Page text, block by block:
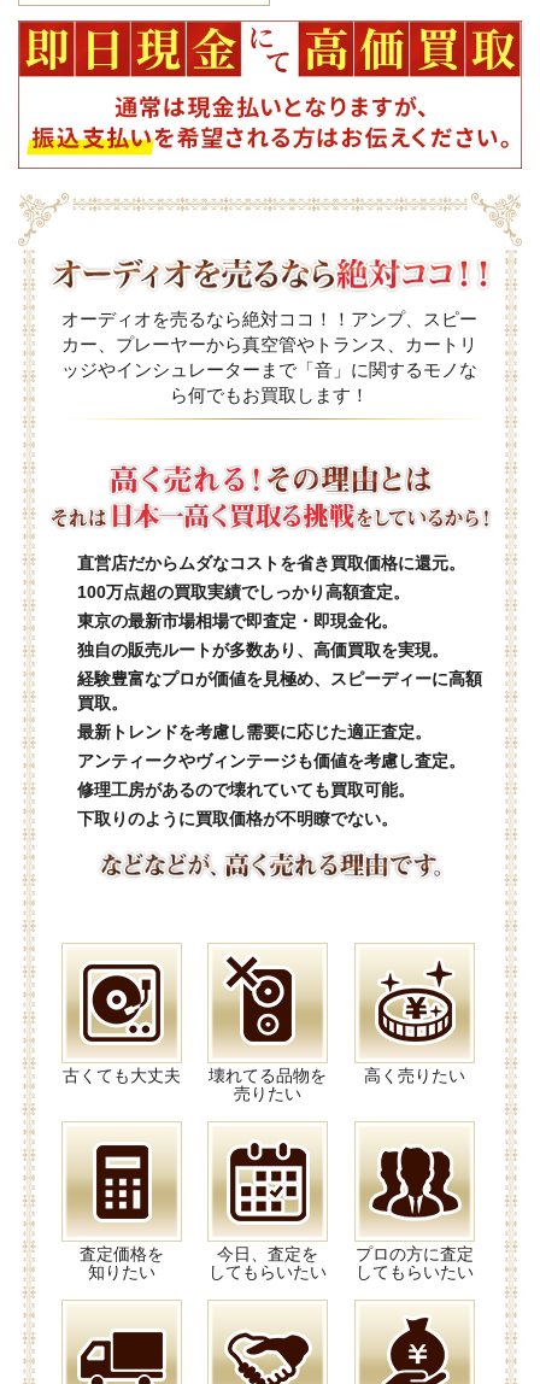
オーディオを売るなら絶対ココ！！アンプ、スピー
カー、プレーヤーから真空管やトランス、カートリ
ッジやインシュレーターまで「音」に関するモノな
ら何でもお買取します！
直営店だからムダなコストを省き買取価格に還元。
100万点超の買取実績でしっかり高額査定。
東京の最新市場相場で即査定・即現金化。
独自の販売ルートが多数あり、高価買取を実現。
経験豊富なプロが価値を見極め、スピーディーに高額
買取。
最新トレンドを考慮し需要に応じた適正査定。
アンティークやヴィンテージも価値を考慮し査定。
修理工房があるので壊れていても買取可能。
下取りのように買取価格が不明瞭でない。
古くても大丈夫
壊れてる品物を
売りたい
高く売りたい
査定価格を
知りたい
今日、査定を
してもらいたい
プロの方に査定
してもらいたい